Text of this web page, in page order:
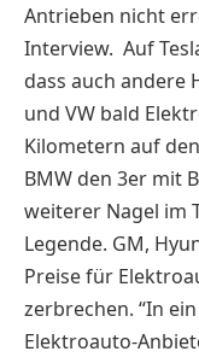
Antrieben nicht
Interview. Auf
dass auch andere
und VW bald
Kilometern auf
BMW den 3er mit
weiterer Nagel im
Legende. GM,
Preise für
zerbrechen. “In
Elektroauto-